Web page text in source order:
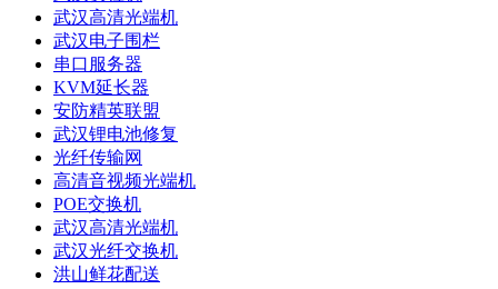
武汉高清光端机
武汉电子围栏
串口服务器
KVM延长器
安防精英联盟
武汉锂电池修复
光纤传输网
高清音视频光端机
POE交换机
武汉高清光端机
武汉光纤交换机
洪山鲜花配送